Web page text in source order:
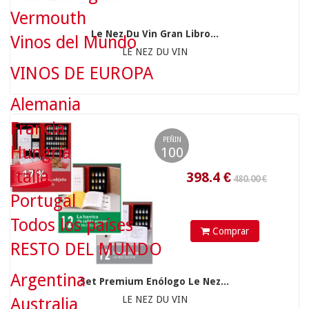
Le Nez Du Vin Gran Libro...
LE NEZ DU VIN
- 17 %
PEÑIN
100
Comprar
Set Premium Enólogo Le Nez...
LE NEZ DU VIN
205.92
Vermouth
Vinos del Mundo
VINOS DE EUROPA
Alemania
Francia
Hungría
Italia
Portugal
Todos los países
RESTO DEL MUNDO
Argentina
Australia